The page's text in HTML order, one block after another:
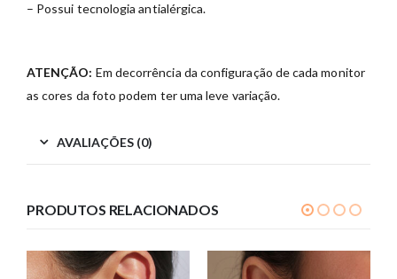
– Possui tecnologia antialérgica.
ATENÇÃO: Em decorrência da configuração de cada monitor
as cores da foto podem ter uma leve variação.
AVALIAÇÕES (0)
PRODUTOS RELACIONADOS